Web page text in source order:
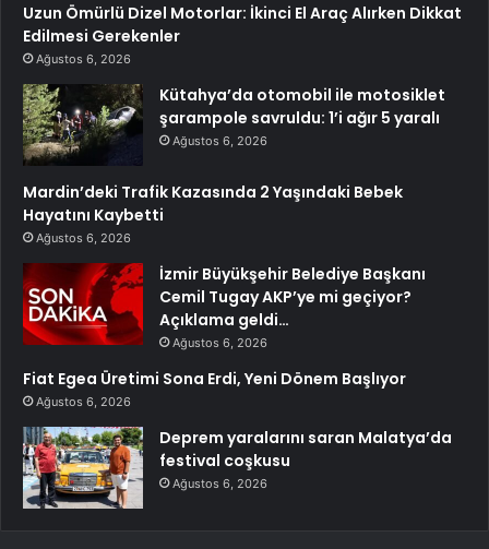
Uzun Ömürlü Dizel Motorlar: İkinci El Araç Alırken Dikkat
Edilmesi Gerekenler
Ağustos 6, 2026
Kütahya’da otomobil ile motosiklet
şarampole savruldu: 1’i ağır 5 yaralı
Ağustos 6, 2026
Mardin’deki Trafik Kazasında 2 Yaşındaki Bebek
Hayatını Kaybetti
Ağustos 6, 2026
İzmir Büyükşehir Belediye Başkanı
Cemil Tugay AKP’ye mi geçiyor?
Açıklama geldi…
Ağustos 6, 2026
Fiat Egea Üretimi Sona Erdi, Yeni Dönem Başlıyor
Ağustos 6, 2026
Deprem yaralarını saran Malatya’da
festival coşkusu
Ağustos 6, 2026